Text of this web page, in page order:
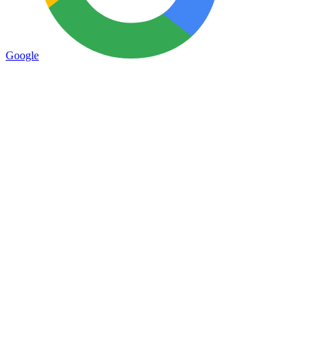
Google